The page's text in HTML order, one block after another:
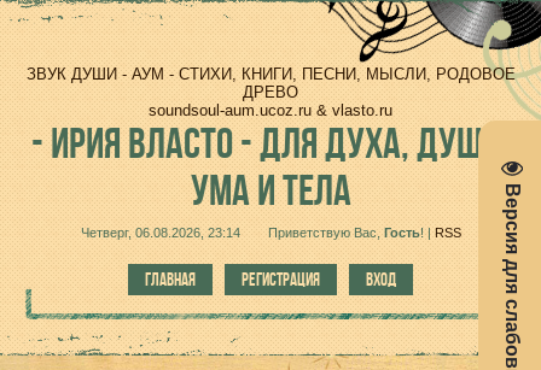
Версия для слабовидящих
ЗВУК ДУШИ - АУМ - СТИХИ, КНИГИ, ПЕСНИ, МЫСЛИ, РОДОВОЕ
ДРЕВО
soundsoul-aum.ucoz.ru & vlasto.ru
-ИРИЯ ВЛАСТО - ДЛЯ ДУХА, ДУШИ,
УМА И ТЕЛА
Четверг, 06.08.2026, 23:14 Приветствую Вас, Гость! | RSS
ГЛАВНАЯ РЕГИСТРАЦИЯ ВХОД